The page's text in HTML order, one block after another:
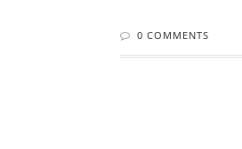
0 COMMENTS